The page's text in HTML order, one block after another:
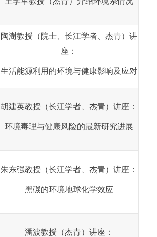
陶澍教授（院士、长江学者、杰青） 讲
座：
生活能源利用的环境与健康影响及应对
胡建英教授（长江学者、杰青）讲座：
环境毒理与健康风险的最新研究进展
朱东强教授（长江学者、杰青）讲座：
黑碳的环境地球化学效应
潘波教授（杰青）讲座：